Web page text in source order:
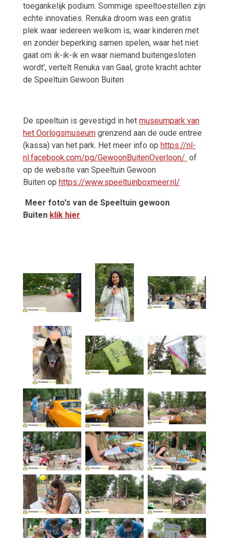
toegankelijk podium. Sommige speeltoestellen zijn
echte innovaties. Renuka droom was een gratis
plek waar iedereen welkom is, waar kinderen met
en zonder beperking samen spelen, waar het niet
gaat om ik-ik-ik en waar niemand buitengesloten
wordt’, vertelt Renuka van Gaal, grote kracht achter
de Speeltuin Gewoon Buiten
De speeltuin is gevestigd in het museumpark van
het Oorlogsmuseumgrenzend aan de oude entree
(kassa) van het park. Het meer info op https://nl-
nl.facebook.com/pg/GewoonBuitenOverloon/ of
op de website van Speeltuin Gewoon
Buiten op https://www.speeltuinboxmeer.nl/
Meer foto's van de Speeltuin gewoon
Buiten klik hier